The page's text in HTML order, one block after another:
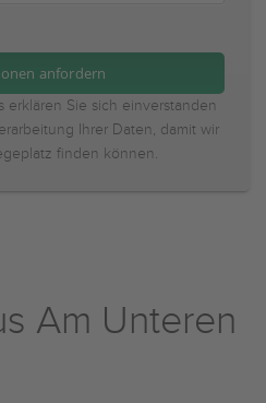
erklären Sie sich einverstanden
Ihrer Daten, damit wir
finden können.
Am Unteren